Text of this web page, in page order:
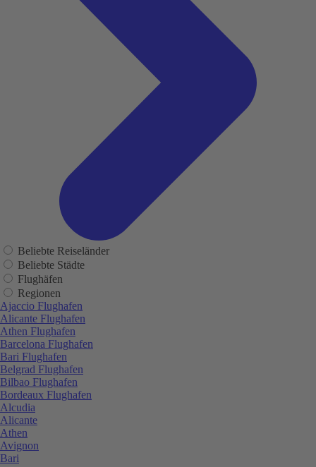
Beliebte Reiseländer
Beliebte Städte
Flughäfen
Regionen
Ajaccio Flughafen
Alicante Flughafen
Athen Flughafen
Barcelona Flughafen
Bari Flughafen
Belgrad Flughafen
Bilbao Flughafen
Bordeaux Flughafen
Alcudia
Alicante
Athen
Avignon
Bari